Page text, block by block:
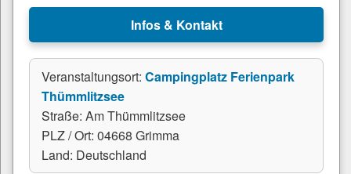
Infos & Kontakt
Veranstaltungsort: Campingplatz Ferienpark
Thümmlitzsee
Straße: Am Thümmlitzsee
PLZ / Ort: 04668 Grimma
Land: Deutschland